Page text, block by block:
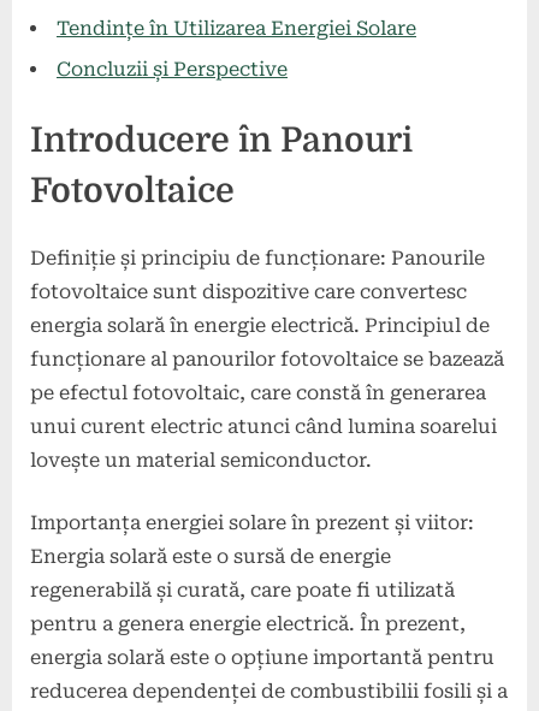
Tendințe în Utilizarea Energiei Solare
Concluzii și Perspective
Introducere în Panouri
Fotovoltaice
Definiție și principiu de funcționare: Panourile
fotovoltaice sunt dispozitive care convertesc
energia solară în energie electrică. Principiul de
funcționare al panourilor fotovoltaice se bazează
pe efectul fotovoltaic, care constă în generarea
unui curent electric atunci când lumina soarelui
lovește un material semiconductor.
Importanța energiei solare în prezent și viitor:
Energia solară este o sursă de energie
regenerabilă și curată, care poate fi utilizată
pentru a genera energie electrică. În prezent,
energia solară este o opțiune importantă pentru
reducerea dependenței de combustibilii fosili și a